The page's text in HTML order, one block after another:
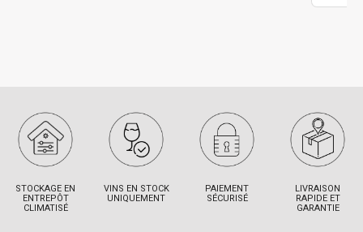
STOCKAGE EN
ENTREPÔT
CLIMATISÉ
VINS EN STOCK
UNIQUEMENT
PAIEMENT
SÉCURISÉ
LIVRAISON
RAPIDE ET
GARANTIE